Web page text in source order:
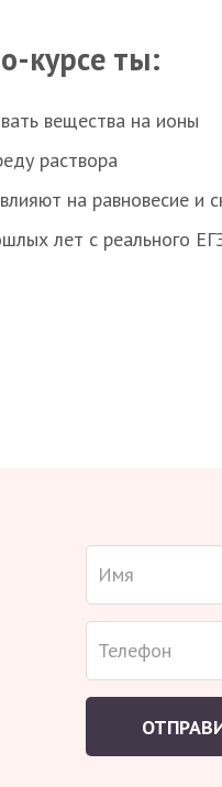
курсе ты:
вещества на ионы
раствора
на равновесие и
лет с реального